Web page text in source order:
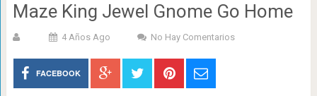
Maze King Jewel Gnome Go Home
4 Años Ago No Hay Comentarios
FACEBOOK